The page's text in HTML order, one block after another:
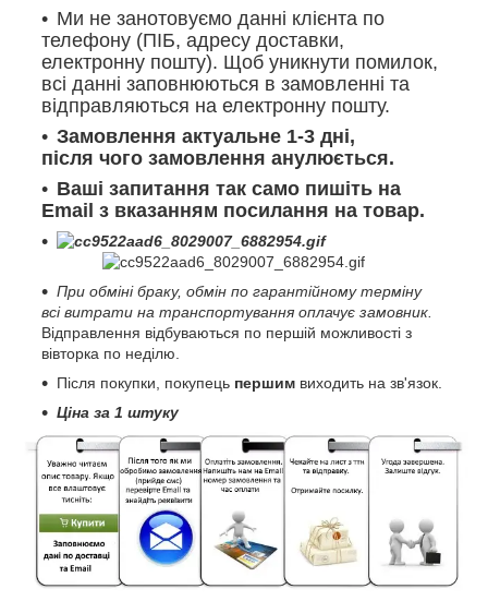
Ми не занотовуємо данні клієнта по
телефону (ПІБ, адресу доставки,
електронну пошту). Щоб уникнути помилок,
всі данні заповнюються в замовленні та
відправляються на електронну пошту.
Замовлення актуальне 1-3 дні,
після чого замовлення анулюється.
Ваші запитання так само пишіть на
Email з вказанням посилання на товар.
При обміні браку, обмін по гарантійному терміну
всі витрати на транспортування оплачує замовник.
Відправлення відбуваються по першій можливості з
вівторка по неділю.
Після покупки, покупець першим виходить на зв'язок.
Ціна за 1 штуку